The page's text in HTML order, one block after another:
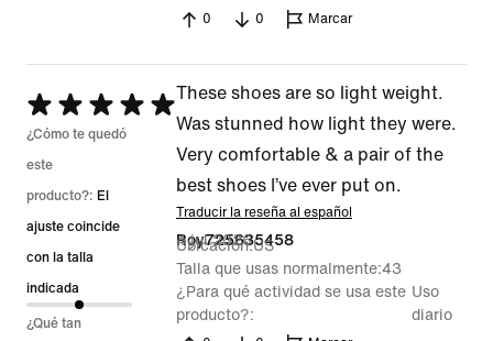
0 0 Marcar
Se
calificó
con
5
de
5
¿Cómo te quedó
este
producto?: El
ajuste coincide
con la talla
indicada
¿Qué tan
These shoes are so light weight.
Was stunned how light they were.
Very comfortable & a pair of the
best shoes I’ve ever put on.
Traducir la reseña al español
Roy725635458
4 jul 2026
Ubicación US
Talla que usas normalmente 43
¿Para qué actividad se usa este
producto?
Uso
diario